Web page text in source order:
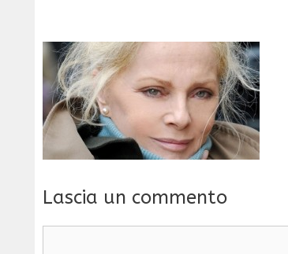
Lascia un commento